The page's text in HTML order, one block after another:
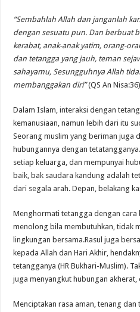
“Sembahlah Allah dan janganlah
dengan sesuatu pun. Dan berbuat
kerabat, anak-anak yatim, orang-
dan tetangga yang jauh, teman
sahayamu, Sesungguhnya Allah
membanggakan diri”(QS An
Dalam Islam, interaksi dengan
kemanusiaan, namun lebih dari itu
Seorang muslim yang beriman juga
hubungannya dengan
setiap keluarga, dan mempunyai
baik, bak saudara kandung adalah
dari segala arah. Depan, belakang
Menghormati tetangga dengan cara
menolong bila membutuhkan, tidak
lingkungan bersama.Rasul juga
kepada Allah dan Hari Akhir,
tetangganya (HR Bukhari-Muslim).
juga menyangkut hubungan
Menciptakan rasa aman, tenang dan